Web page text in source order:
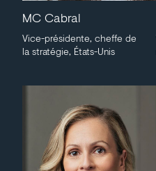
MC Cabral
Vice-présidente, cheffe de
la stratégie, États-Unis